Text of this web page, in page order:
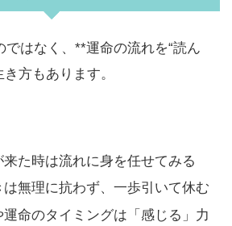
ではなく、**運命の流れを“読ん
方もあります。
来た時は流れに身を任せてみる
無理に抗わず、一歩引いて休む
命のタイミングは「感じる」力